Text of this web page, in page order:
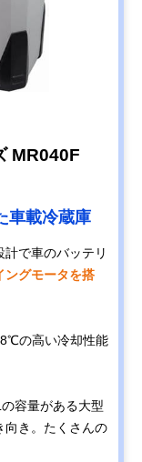
MR040F
車載冷蔵庫
で車のバッテリ
ングモータを搭
の高い冷却性能
容量がある大型
向き。たくさんの